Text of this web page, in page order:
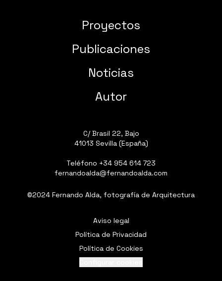
Proyectos
Publicaciones
Noticias
Autor
C/ Brasil 22, Bajo
41013 Sevilla (España)
Teléfono +34 954 614 723
fernandoalda@fernandoalda.com
©2024 Fernando Alda, fotografía de Arquitectura
Aviso legal
Política de Privacidad
Política de Cookies